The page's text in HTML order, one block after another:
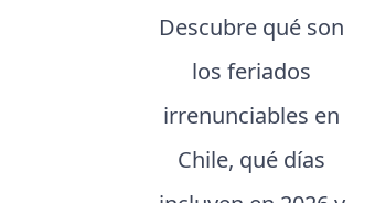
Descubre qué son
los feriados
irrenunciables en
Chile, qué días